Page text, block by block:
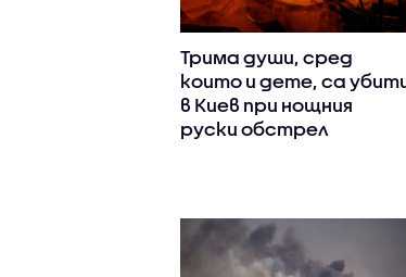
Трима души, сред
които и дете, са
в Киев при нощния
руски обстрел